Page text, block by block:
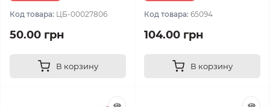
Код товара: ЦБ-00027806
50.00 грн
В корзину
Код товара: 65094
104.00 грн
В корзину